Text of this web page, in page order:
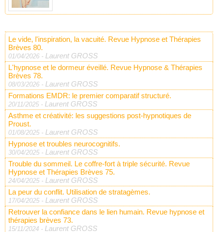
Le vide, l'inspiration, la vacuité. Revue Hypnose et Thérapies
Brèves 80.
01/04/2026 - Laurent GROSS
L'hypnose et le dormeur éveillé. Revue Hypnose & Thérapies
Brèves 78.
08/03/2026 - Laurent GROSS
Formations EMDR: le premier comparatif structuré.
20/11/2025 - Laurent GROSS
Asthme et créativité: les suggestions post-hypnotiques de
Proust.
01/08/2025 - Laurent GROSS
Hypnose et troubles neurocognitifs.
30/04/2025 - Laurent GROSS
Trouble du sommeil. Le coffre-fort à triple sécurité. Revue
Hypnose et Thérapies Brèves 75.
24/04/2025 - Laurent GROSS
La peur du conflit. Utilisation de stratagèmes.
17/04/2025 - Laurent GROSS
Retrouver la confiance dans le lien humain. Revue hypnose et
thérapies brèves 73.
15/11/2024 - Laurent GROSS